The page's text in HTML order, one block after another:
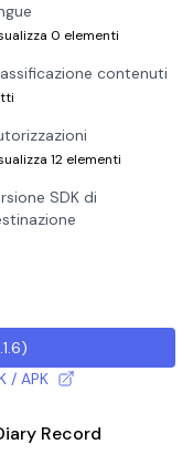
0 elementi
contenuti
12 elementi
SDK di
)
/ APK
Record